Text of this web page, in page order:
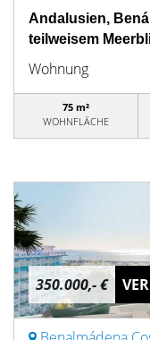
Andalusien,
teilweisem
Wohnung
75 m²
WOHNFLÄCHE
350.000,- €